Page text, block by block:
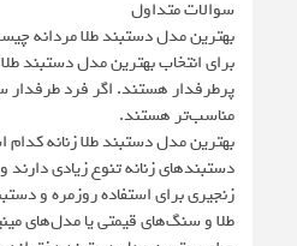
سوالات متداول
بهترین مدل دستبند طلا مردانه
برای انتخاب بهترین مدل دستبند
پرطرفدار هستند. اگر فرد طرفدار
مناسب‌تر هستند.
بهترین مدل دستبند طلا زنانه
دستبندهای زنانه تنوع زیادی
زنجیری برای استفاده روزمره و
طلا و سنگ‌های قیمتی یا مدل‌های